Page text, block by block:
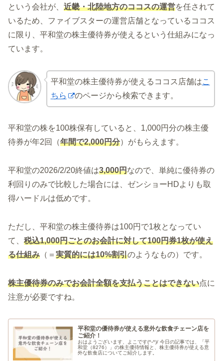
という会社が、 近畿・北陸地方のココスの運営を任されて
いるため、ファイブスターの運営店舗となっているココス
に限り、平和堂の株主優待券が使えるという仕組みになっ
ています。
平和堂の株主優待券が使えるココス店舗はこ
ちら
のページから検索できます。
平和堂の株を100株保有していると、1,000円分の株主優
待券が年2回（年間で2,000円分）がもらえます。
平和堂の2026/2/20終値は3,000円なので、単純に優待券の
利回りのみで比較した場合には、ゼンショーHDよりも取
得ハードルは低めです。
ただし、平和堂の株主優待券は100円で1枚となってい
て、 税込1,000円ごとのお会計に対して100円券1枚が使え
る仕組み （＝ 実質的には10%割引のようなもの）です。
株主優待券のみでお会計全額を支払うことはできない点に
注意が必要ですね。
平和堂の優待券が使える意外な飲食チェーン店を
ご紹介！
おはようございます、よこです(^-^)/ 今日の記事では、「平
和堂（8276）」の株主優待情報と、株主優待券が使える意
外な飲食店についてご紹介します。